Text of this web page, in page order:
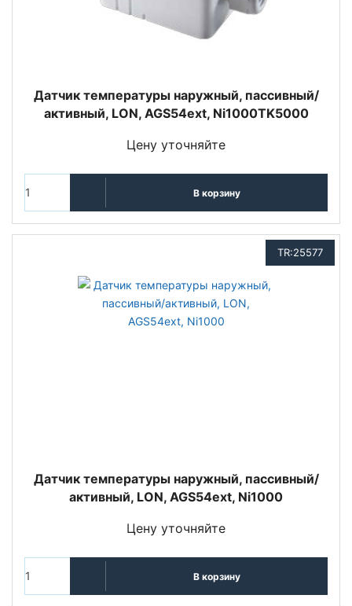
Датчик температуры наружный, пассивный/
активный, LON, AGS54ext, Ni1000TK5000
Цену уточняйте
В корзину
TR:25577
Датчик температуры наружный, пассивный/
активный, LON, AGS54ext, Ni1000
Цену уточняйте
В корзину